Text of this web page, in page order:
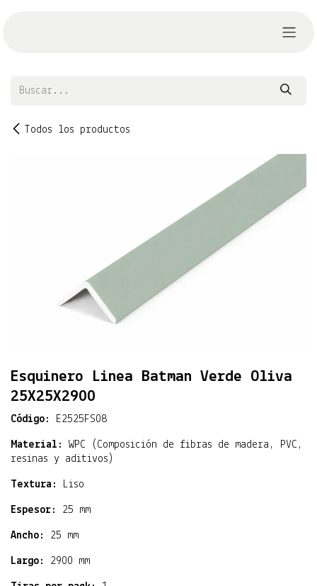
Todos los productos
Esquinero Linea Batman Verde Oliva
25X25X2900
Código: E2525FS08
Material:
WPC (Composición de fibras de madera, PVC,
resinas y aditivos)
Textura: Liso
Espesor: 25 mm
Ancho: 25 mm
Largo: 2900 mm